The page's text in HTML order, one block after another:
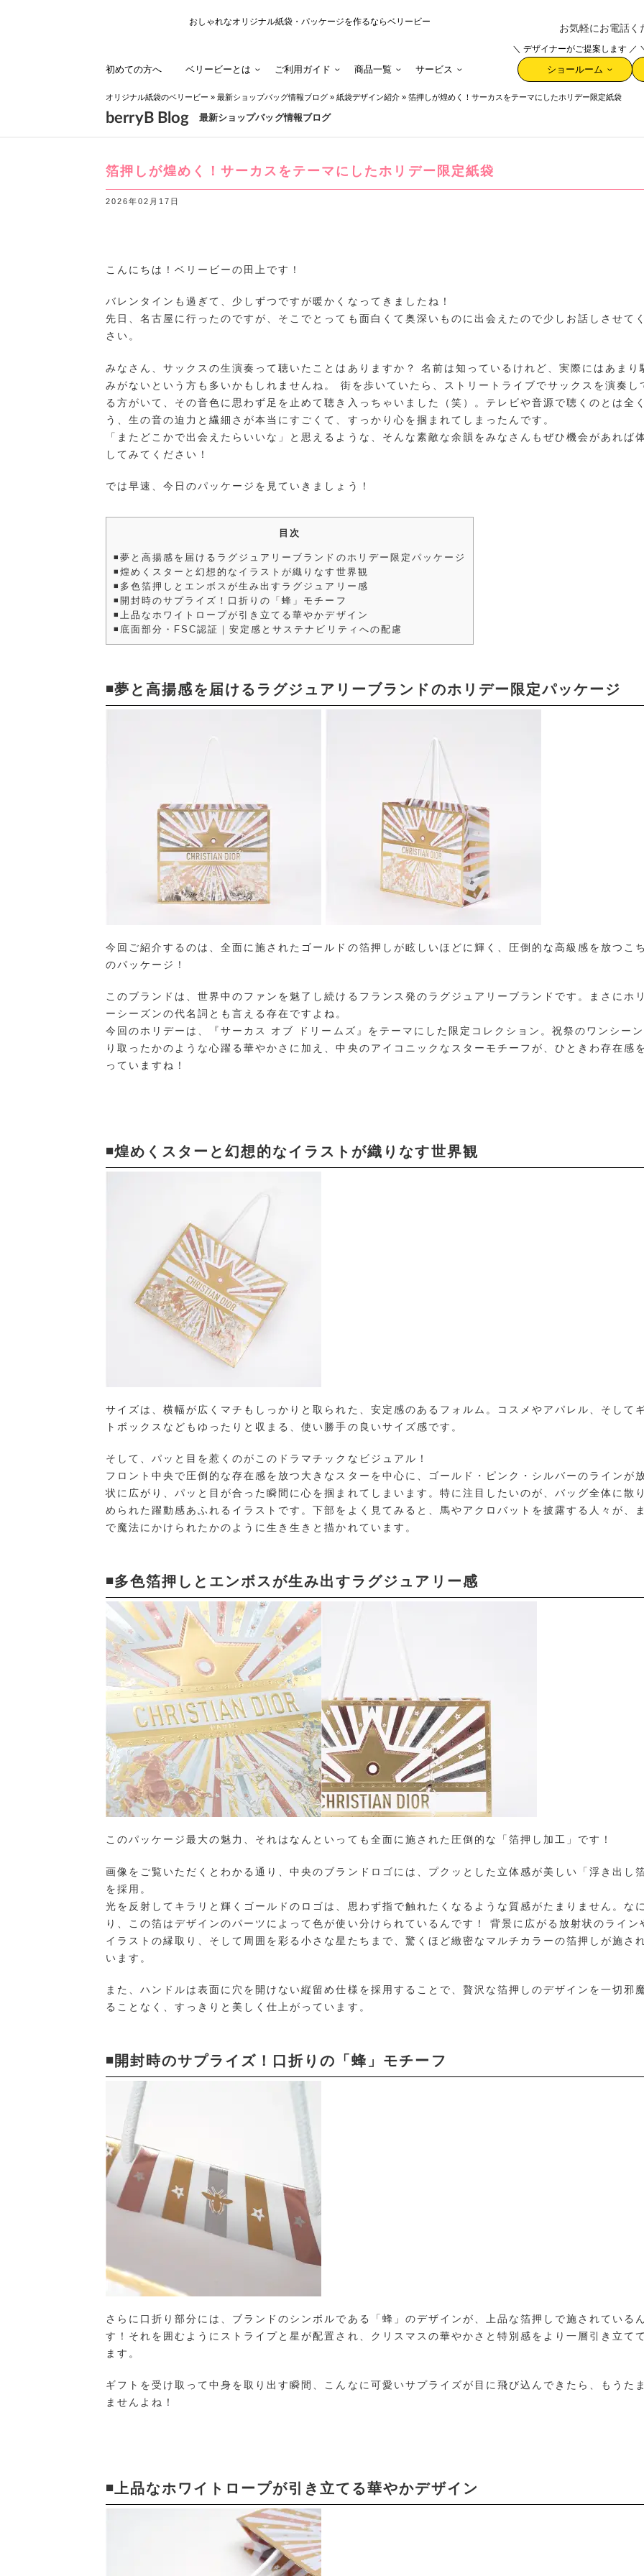
おしゃれなオリジナル紙袋・パッケージを作るならベリービー
お気軽にお電話
初めての方へ ベリービーとは ご利用ガイド 商品一覧 サービス
＼ デザイナーがご提案します ／
ショールーム
オリジナル紙袋のベリービー » 最新ショップバッグ情報ブログ » 紙袋デザイン紹介 » 箔押しが煌めく！サーカスをテーマにしたホリデー限定紙袋
最新ショップバッグ情報ブログ
berryB Blog
箔押しが煌めく！サーカスをテーマにしたホリデー限定紙袋
2026年02月17日
こんにちは！ベリービーの田上です！
バレンタインも過ぎて、少しずつですが暖かくなってきましたね！
先日、名古屋に行ったのですが、そこでとっても面白くて奥深いものに出会えたので少しお話しさせて
さい。
みなさん、サックスの生演奏って聴いたことはありますか？ 名前は知っているけれど、実際にはあまり
みがないという方も多いかもしれませんね。 街を歩いていたら、ストリートライブでサックスを演奏し
る方がいて、その音色に思わず足を止めて聴き入っちゃいました（笑）。テレビや音源で聴くのとは全
う、生の音の迫力と繊細さが本当にすごくて、すっかり心を掴まれてしまったんです。
「またどこかで出会えたらいいな」と思えるような、そんな素敵な余韻をみなさんもぜひ機会があれば
してみてください！
では早速、今日のパッケージを見ていきましょう！
目次
◾️夢と高揚感を届けるラグジュアリーブランドのホリデー限定パッケージ
◾️煌めくスターと幻想的なイラストが織りなす世界観
◾️多色箔押しとエンボスが生み出すラグジュアリー感
◾️開封時のサプライズ！口折りの「蜂」モチーフ
◾️上品なホワイトロープが引き立てる華やかデザイン
◾️底面部分・FSC認証｜安定感とサステナビリティへの配慮
◾️夢と高揚感を届けるラグジュアリーブランドのホリデー限定パッケージ
今回ご紹介するのは、全面に施されたゴールドの箔押しが眩しいほどに輝く、圧倒的な高級感を放つこ
のパッケージ！
このブランドは、世界中のファンを魅了し続けるフランス発のラグジュアリーブランドです。まさにホ
ーシーズンの代名詞とも言える存在ですよね。
今回のホリデーは、『サーカス オブ ドリームズ』をテーマにした限定コレクション。祝祭のワンシーン
り取ったかのような心躍る華やかさに加え、中央のアイコニックなスターモチーフが、ひときわ存在感
っていますね！
◾️煌めくスターと幻想的なイラストが織りなす世界観
サイズは、横幅が広くマチもしっかりと取られた、安定感のあるフォルム。コスメやアパレル、そして
トボックスなどもゆったりと収まる、使い勝手の良いサイズ感です。
そして、パッと目を惹くのがこのドラマチックなビジュアル！
フロント中央で圧倒的な存在感を放つ大きなスターを中心に、ゴールド・ピンク・シルバーのラインが
状に広がり、パッと目が合った瞬間に心を掴まれてしまいます。特に注目したいのが、バッグ全体に散
められた躍動感あふれるイラストです。下部をよく見てみると、馬やアクロバットを披露する人々が、
で魔法にかけられたかのように生き生きと描かれています。
◾️多色箔押しとエンボスが生み出すラグジュアリー感
このパッケージ最大の魅力、それはなんといっても全面に施された圧倒的な「箔押し加工」です！
画像をご覧いただくとわかる通り、中央のブランドロゴには、プクッとした立体感が美しい「浮き出し箔
を採用。
光を反射してキラリと輝くゴールドのロゴは、思わず指で触れたくなるような質感がたまりません。な
り、この箔はデザインのパーツによって色が使い分けられているんです！ 背景に広がる放射状のライン
イラストの縁取り、そして周囲を彩る小さな星たちまで、驚くほど緻密なマルチカラーの箔押しが施さ
います。
また、ハンドルは表面に穴を開けない縦留め仕様を採用することで、贅沢な箔押しのデザインを一切邪
ることなく、すっきりと美しく仕上がっています。
◾️開封時のサプライズ！口折りの「蜂」モチーフ
さらに口折り部分には、ブランドのシンボルである「蜂」のデザインが、上品な箔押しで施されている
す！それを囲むようにストライプと星が配置され、クリスマスの華やかさと特別感をより一層引き立て
ます。
ギフトを受け取って中身を取り出す瞬間、こんなに可愛いサプライズが目に飛び込んできたら、もうた
ませんよね！
◾️上品なホワイトロープが引き立てる華やかデザイン